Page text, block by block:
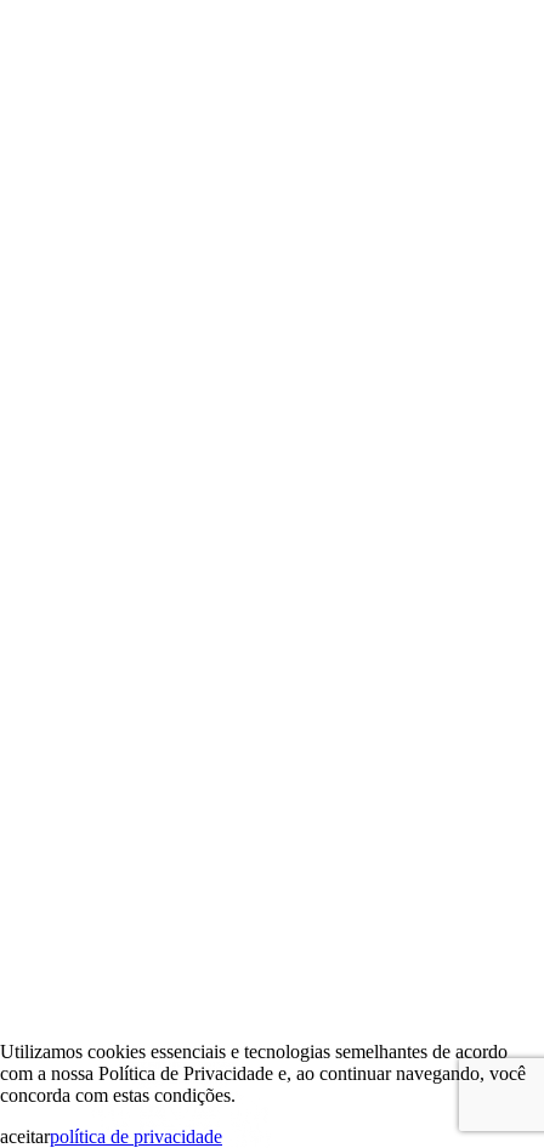
Utilizamos cookies essenciais e tecnologias semelhantes de acordo
com a nossa Política de Privacidade e, ao continuar navegando, você
concorda com estas condições.
aceitarpolítica de privacidade